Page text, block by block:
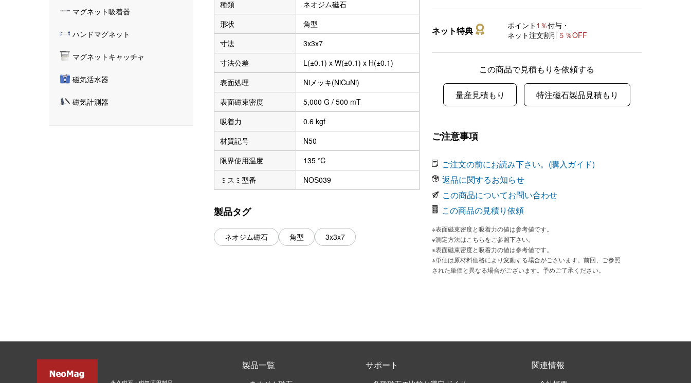
マグネット吸着器
ハンドマグネット
マグネットキャッチャ
磁気活水器
磁気計測器
種類
ネオジム磁石
形状
角型
寸法
3x3x7
寸法公差
L(±0.1) x W(±0.1) x H(±0.1)
表面処理
Niメッキ(NiCuNi)
表面磁束密度
5,000 G / 500 mT
吸着力
0.6 kgf
材質記号
N50
限界使用温度
135 ℃
ミスミ型番
NOS039
製品タグ
ネオジム磁石 角型 3x3x7
ネット特典 ポイント 1％付与・
ネット注文割引 ５％OFF
この商品で見積もりを依頼する
量産見積もり 特注磁石製品見積もり
ご注意事項
ご注文の前にお読み下さい。(購入ガイド)
返品に関するお知らせ
この商品についてお問い合わせ
この商品の見積り依頼
※表面磁束密度と吸着力の値は参考値です。
※測定方法はこちらをご参照下さい。
※表面磁束密度と吸着力の値は参考値です。
※単価は原材料価格により変動する場合がございます。前回、ご参照
された単価と異なる場合がございます。予めご了承ください。
製品一覧 サポート 関連情報